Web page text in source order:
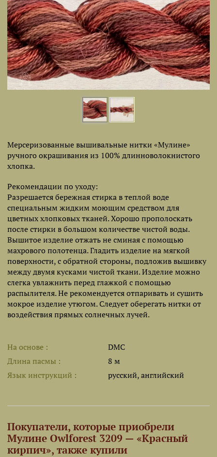
Мерсеризованные вышивальные нитки «Мулине»
ручного окрашивания из 100% длинноволокнистого
хлопка.
Рекомендации по уходу:
Разрешается бережная стирка в теплой воде
специальным жидким моющим средством для
цветных хлопковых тканей. Хорошо прополоскать
после стирки в большом количестве чистой воды.
Вышитое изделие отжать не сминая с помощью
махрового полотенца. Гладить изделие на мягкой
поверхности, с обратной стороны, подложив вышивку
между двумя кусками чистой ткани. Изделие можно
слегка увлажнить перед глажкой с помощью
распылителя. Не рекомендуется отпаривать и сушить
мокрое изделие утюгом. Следует оберегать нитки от
воздействия прямых солнечных лучей.
На основе
DMC
Длина пасмы
8 м
Язык инструкций
русский, английский
Покупатели, которые приобрели
Мулине Owlforest 3209 — «Красный
кирпич», также купили